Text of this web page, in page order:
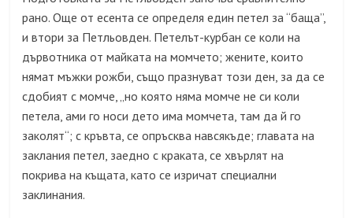
рано. Още от есента се определя един петел за “баща”,
и втори за Петльовден. Петелът-курбан се коли на
дървотника от майката на момчето; жените, които
нямат мъжки рожби, също празнуват този ден, за да се
сдобият с момче, „но която няма момче не си коли
петела, ами го носи дето има момчета, там да й го
заколят“; с кръвта, се опръсква навсякъде; главата на
заклания петел, заедно с краката, се хвърлят на
покрива на къщата, като се изричат специални
заклинания.